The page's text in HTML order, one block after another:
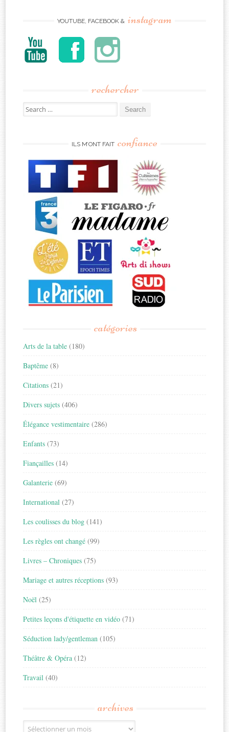
YOUTUBE, FACEBOOK & instagram
rechercher
Search
for:
ILS M’ONT FAIT confiance
catégories
Arts de la table (180)
Baptême (8)
Citations (21)
Divers sujets (406)
Élégance vestimentaire (286)
Enfants (73)
Fiançailles (14)
Galanterie (69)
International (27)
Les coulisses du blog (141)
Les règles ont changé (99)
Livres – Chroniques (75)
Mariage et autres réceptions (93)
Noël (25)
Petites leçons d'étiquette en vidéo (71)
Séduction lady/gentleman (105)
Théâtre & Opéra (12)
Travail (40)
archives
Archives